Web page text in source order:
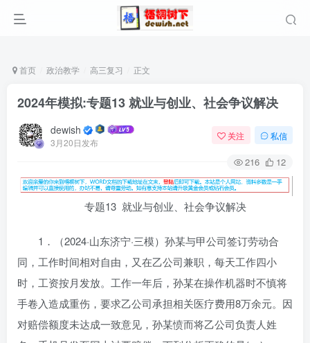
首页 政治教学 高三复习 正文
2024年模拟:专题13 就业与创业、社会争议解决
dewish
3月20日发布
关注 私信
216 12
专题13 就业与创业、社会争议解决
1．（2024·山东济宁·三模）孙某与甲公司签订劳动合
同，工作时间相对自由，又在乙公司兼职，每天工作四小
时，工资按月发放。工作一年后，孙某在操作机器时不慎将
手卷入造成重伤，要求乙公司承担相关医疗费用8万余元。因
对赔偿额度未达成一致意见，孙某愤而将乙公司负责人姓